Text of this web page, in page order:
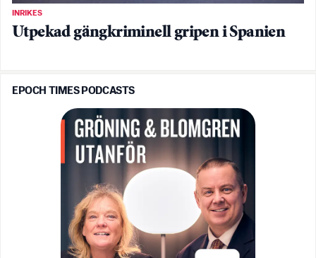
INRIKES
Utpekad gängkriminell gripen i Spanien
EPOCH TIMES PODCASTS